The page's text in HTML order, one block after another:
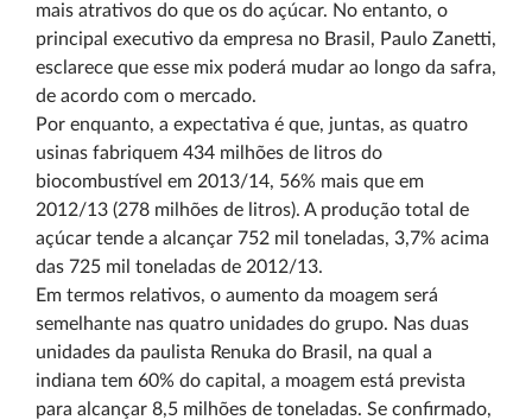
mais atrativos do que os do açúcar. No entanto, o
principal executivo da empresa no Brasil, Paulo Zanetti,
esclarece que esse mix poderá mudar ao longo da safra,
de acordo com o mercado.
Por enquanto, a expectativa é que, juntas, as quatro
usinas fabriquem 434 milhões de litros do
biocombustível em 2013/14, 56% mais que em
2012/13 (278 milhões de litros). A produção total de
açúcar tende a alcançar 752 mil toneladas, 3,7% acima
das 725 mil toneladas de 2012/13.
Em termos relativos, o aumento da moagem será
semelhante nas quatro unidades do grupo. Nas duas
unidades da paulista Renuka do Brasil, na qual a
indiana tem 60% do capital, a moagem está prevista
para alcançar 8,5 milhões de toneladas. Se confirmado,